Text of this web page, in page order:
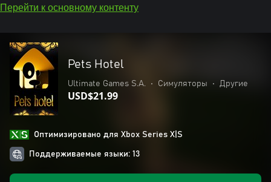
Перейти к основному контенту
Pets Hotel
Ultimate Games S.A. • Симуляторы • Другие
USD$21.99
Оптимизировано для Xbox Series X|S
Поддерживаемые языки: 13